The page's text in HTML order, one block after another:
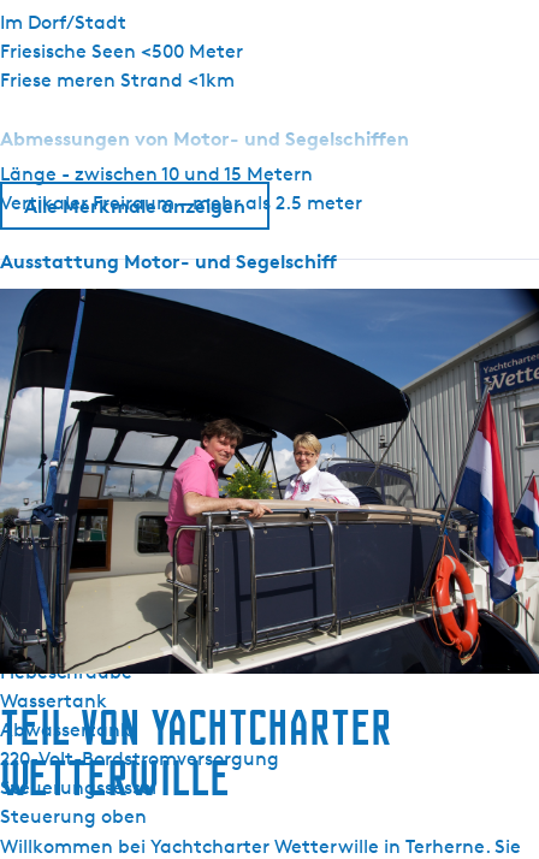
Im Dorf/Stadt
Friesische Seen <500 Meter
Friese meren Strand <1km
Abmessungen von Motor- und Segelschiffen
Länge - zwischen 10 und 15 Metern
Vertikaler Freiraum - mehr als 2.5 meter
Ausstattung Motor- und Segelschiff
Anker mit Handwinde
Ruderlagenanzeige
Tiefenmesser
Tachometer
Navigationslichter
GPS
Oberlicht
Äußerer Steuerstand
Wählen Sie
Terrassentisch und Stühle
Heizung verfügbar
Landstromanschluss vorhanden
Bugstrahlruder
Hebeschraube
Wassertank
Abwassertank
220-Volt-Bordstromversorgung
Steuerungssessel
Steuerung oben
Alle Merkmale anzeigen
Teil von Yachtcharter
Wetterwille
Willkommen bei Yachtcharter Wetterwille in Terherne. Sie